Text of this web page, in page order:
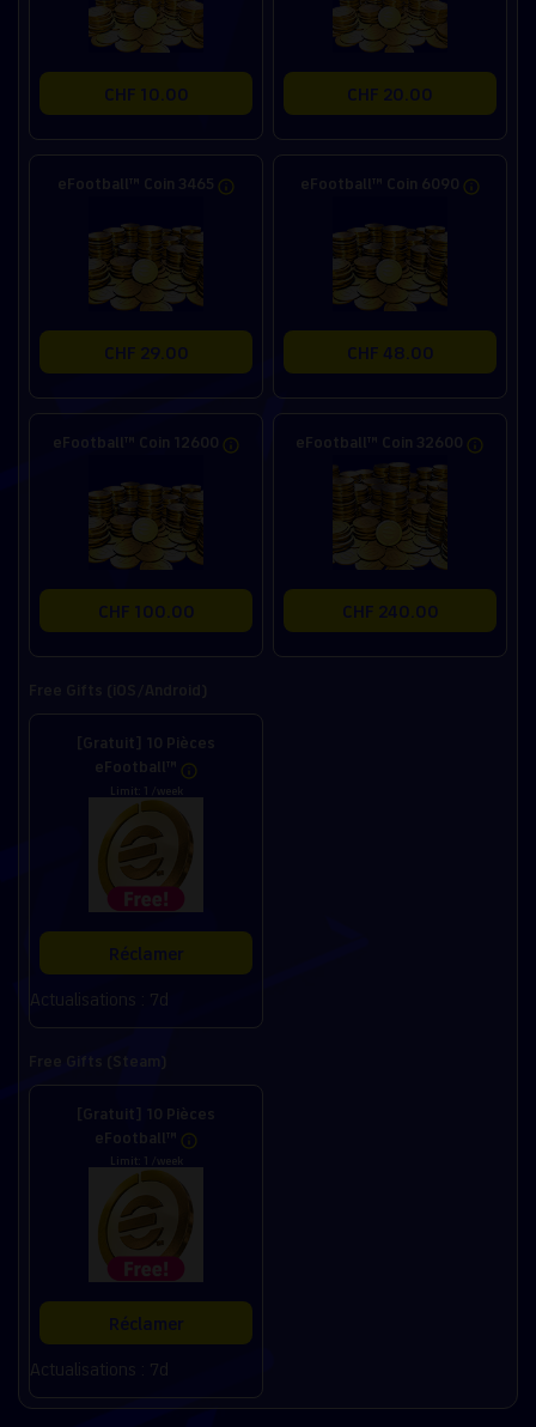
CHF 10.00 CHF 20.00
eFootball™ Coin 3465
CHF 29.00
eFootball™ Coin 6090
CHF 48.00
eFootball™ Coin 12600
CHF 100.00
eFootball™ Coin 32600
CHF 240.00
[Gratuit] 10 Pièces
eFootball™
Limit: 1 /week
Réclamer
Actualisations : 7d
[Gratuit] 10 Pièces
eFootball™
Limit: 1 /week
Réclamer
Actualisations : 7d